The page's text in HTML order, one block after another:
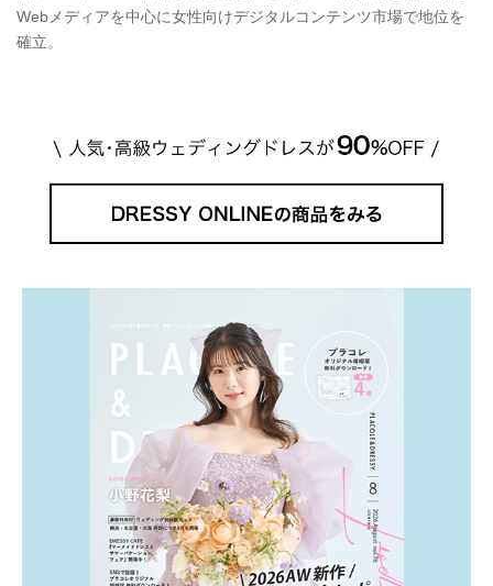
Webメディアを中心に女性向けデジタルコンテンツ市場で地位を
確立。